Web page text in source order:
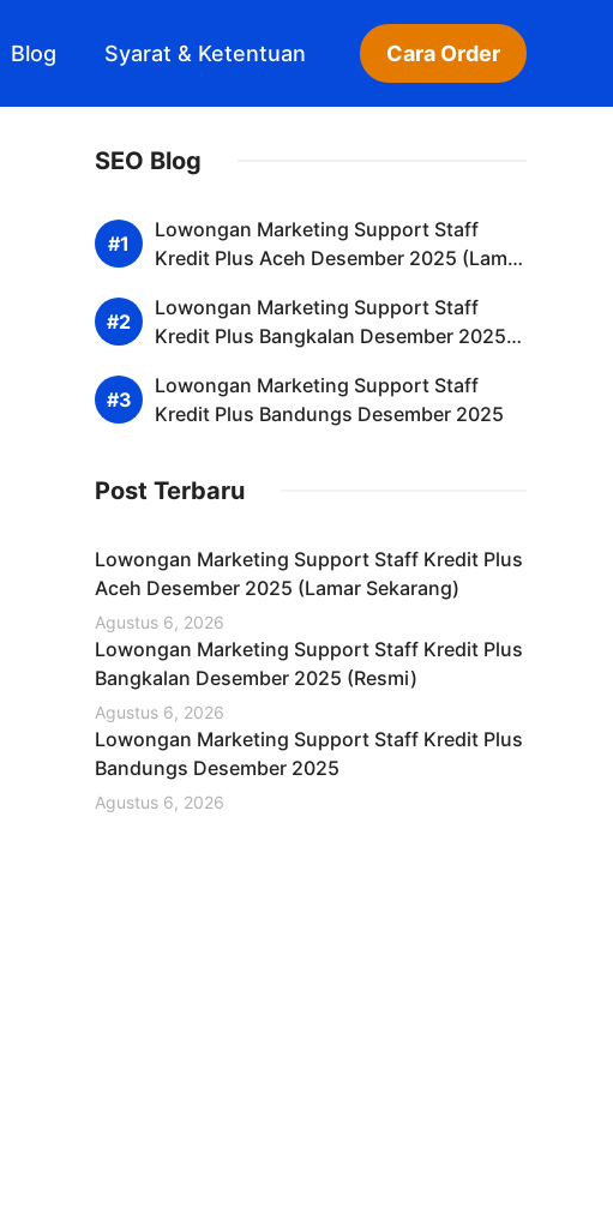
Blog Syarat & Ketentuan Cara Order
SEO Blog
Lowongan Marketing Support Staff
Kredit Plus Aceh Desember 2025 (Lamar
Lowongan Marketing Support Staff
Kredit Plus Bangkalan Desember 2025
Lowongan Marketing Support Staff
Kredit Plus Bandungs Desember 2025
Post Terbaru
Lowongan Marketing Support Staff Kredit Plus
Aceh Desember 2025 (Lamar Sekarang)
Agustus 6, 2026
Lowongan Marketing Support Staff Kredit Plus
Bangkalan Desember 2025 (Resmi)
Agustus 6, 2026
Lowongan Marketing Support Staff Kredit Plus
Bandungs Desember 2025
Agustus 6, 2026